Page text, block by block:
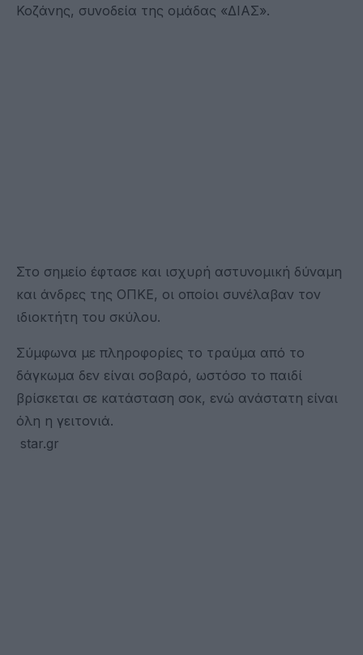
Κοζάνης, συνοδεία της ομάδας «ΔΙΑΣ».
Στο σημείο έφτασε και ισχυρή αστυνομική δύναμη
και άνδρες της ΟΠΚΕ, οι οποίοι συνέλαβαν τον
ιδιοκτήτη του σκύλου.
Σύμφωνα με πληροφορίες το τραύμα από το
δάγκωμα δεν είναι σοβαρό, ωστόσο το παιδί
βρίσκεται σε κατάσταση σοκ, ενώ ανάστατη είναι
όλη η γειτονιά.
star.gr